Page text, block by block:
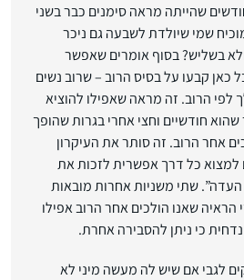
שהייתה מראה סימנים כבר בשני
שמי שיולדת לשבעה גם ניכר
בשליש? בסוף אומרים שאפשר
כאן קבעו על בסיס הרוב – שרוב נשים
לפי הרוב. זה מראה שאפילו להוציא
חודשיים וחצי אחרי בגרות שהופך
אחר הרוב. זה סותר את העיקרון
למצוא כל דרך אפשרית לזכות את
שתי משניות אחרות מובאות
הראיה שאנו הולכים אחר הרוב אפילו
כי ניתן להסבירה אחרת.
לגבי אם שיש לה מעשה מיני לא